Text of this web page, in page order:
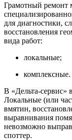
Грамотный ремонт
для диагностики,
восстановления
вида работ:
локальные;
комплексные.
В «Дельта-сервис»
Локальные (или
вмятин,
выравнивания
невозможно
споттер.